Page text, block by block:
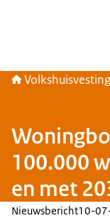
100.000
en met
Nieuwsbericht10-